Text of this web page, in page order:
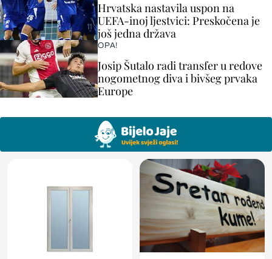
Hrvatska nastavila uspon na
UEFA-inoj ljestvici: Preskočena je
još jedna država
OPA!
Josip Šutalo radi transfer u redove
nogometnog diva i bivšeg prvaka
Europe